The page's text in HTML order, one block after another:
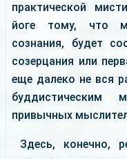
практической
йоге тому, что
сознания, будет
созерцания или
еще далеко не вся
буддистическим
привычных
Здесь, конечно,